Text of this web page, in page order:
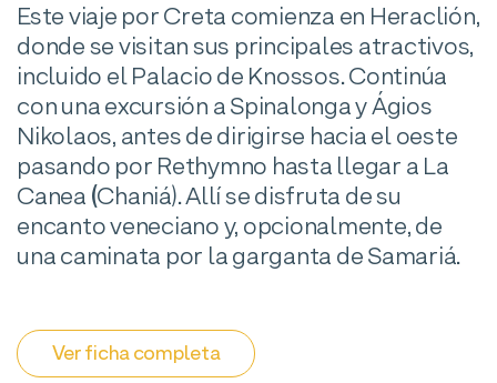
Este viaje por Creta comienza en Heraclión,
donde se visitan sus principales atractivos,
incluido el Palacio de Knossos. Continúa
con una excursión a Spinalonga y Ágios
Nikolaos, antes de dirigirse hacia el oeste
pasando por Rethymno hasta llegar a La
Canea (Chaniá). Allí se disfruta de su
encanto veneciano y, opcionalmente, de
una caminata por la garganta de Samariá.
Ver ficha completa